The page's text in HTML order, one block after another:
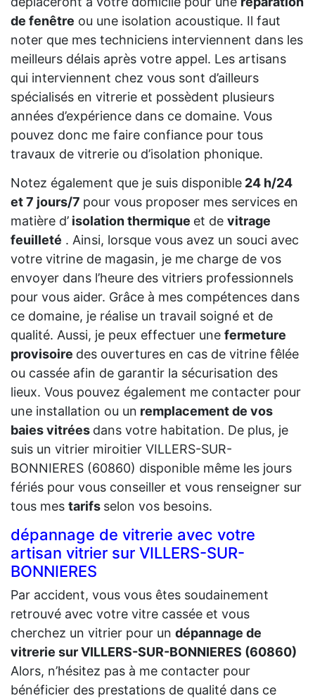
de fenêtre ou une isolation acoustique. Il faut
noter que mes techniciens interviennent dans les
meilleurs délais après votre appel. Les artisans
qui interviennent chez vous sont d’ailleurs
spécialisés en vitrerie et possèdent plusieurs
années d’expérience dans ce domaine. Vous
pouvez donc me faire confiance pour tous
travaux de vitrerie ou d’isolation phonique.
Notez également que je suis disponible 24 h/24
et 7 jours/7 pour vous proposer mes services en
matière d’ isolation thermique et de vitrage
feuilleté . Ainsi, lorsque vous avez un souci avec
votre vitrine de magasin, je me charge de vos
envoyer dans l’heure des vitriers professionnels
pour vous aider. Grâce à mes compétences dans
ce domaine, je réalise un travail soigné et de
qualité. Aussi, je peux effectuer une fermeture
provisoire des ouvertures en cas de vitrine fêlée
ou cassée afin de garantir la sécurisation des
lieux. Vous pouvez également me contacter pour
une installation ou un remplacement de vos
baies vitrées dans votre habitation. De plus, je
suis un vitrier miroitier VILLERS-SUR-
BONNIERES (60860) disponible même les jours
fériés pour vous conseiller et vous renseigner sur
tous mes tarifs selon vos besoins.
dépannage de vitrerie avec votre
artisan vitrier sur VILLERS-SUR-
BONNIERES
Par accident, vous vous êtes soudainement
retrouvé avec votre vitre cassée et vous
cherchez un vitrier pour un dépannage de
vitrerie sur VILLERS-SUR-BONNIERES (60860)
Alors, n’hésitez pas à me contacter pour
bénéficier des prestations de qualité dans ce